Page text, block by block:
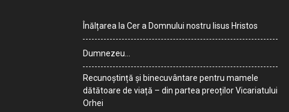
Înălțarea la Cer a Domnului nostru Iisus Hristos
Dumnezeu…
Recunoștință și binecuvântare pentru mamele
dătătoare de viață – din partea preoților Vicariatului
Orhei